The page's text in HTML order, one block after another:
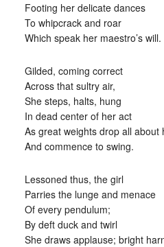
Footing her delicate dances
To whipcrack and roar
Which speak her maestro’s will.
Gilded, coming correct
Across that sultry air,
She steps, halts, hung
In dead center of her act
As great weights drop all about
And commence to swing.
Lessoned thus, the girl
Parries the lunge and menace
Of every pendulum;
By deft duck and twirl
She draws applause; bright